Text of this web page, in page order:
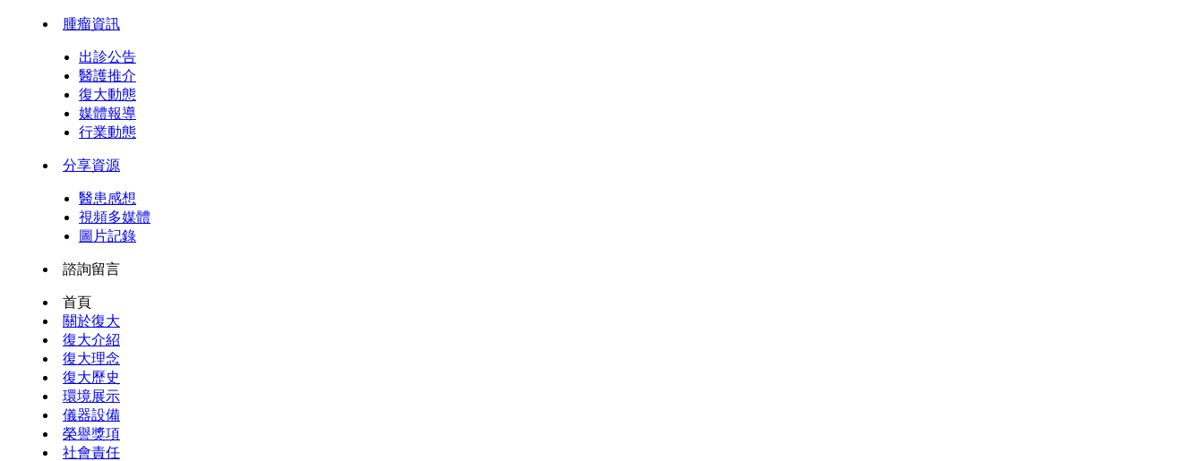
腫瘤資訊
出診公告
醫護推介
復大動態
媒體報導
行業動態
分享資源
醫患感想
視頻多媒體
圖片記錄
諮詢留言
首頁
關於復大
復大介紹
復大理念
復大歷史
環境展示
儀器設備
榮譽獎項
社會責任